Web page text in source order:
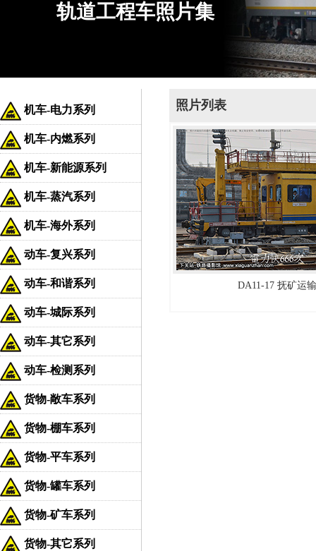
轨道工程车照片集
机车-电力系列
机车-内燃系列
机车-新能源系列
机车-蒸汽系列
机车-海外系列
动车-复兴系列
动车-和谐系列
动车-城际系列
动车-其它系列
动车-检测系列
货物-敞车系列
货物-棚车系列
货物-平车系列
货物-罐车系列
货物-矿车系列
货物-其它系列
照片列表
DA11-17 抚矿运